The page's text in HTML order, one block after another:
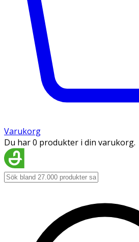
Varukorg
Du har 0 produkter i din varukorg.